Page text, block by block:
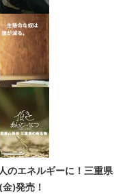
のエネルギーに！三重県
)発売！